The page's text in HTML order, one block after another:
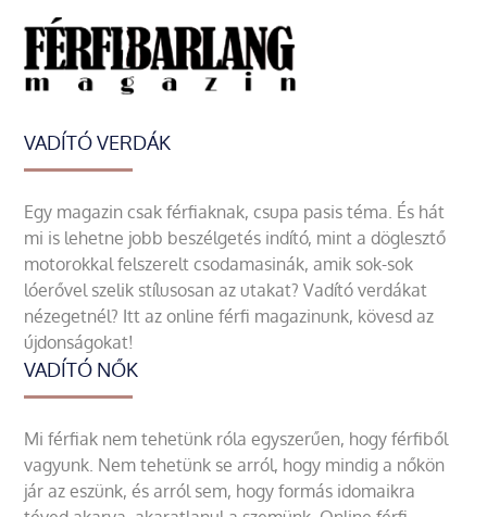
VADÍTÓ VERDÁK
Egy magazin csak férfiaknak, csupa pasis téma. És hát
mi is lehetne jobb beszélgetés indító, mint a döglesztő
motorokkal felszerelt csodamasinák, amik sok-sok
lóerővel szelik stílusosan az utakat? Vadító verdákat
nézegetnél? Itt az online férfi magazinunk, kövesd az
újdonságokat!
VADÍTÓ NŐK
Mi férfiak nem tehetünk róla egyszerűen, hogy férfiből
vagyunk. Nem tehetünk se arról, hogy mindig a nőkön
jár az eszünk, és arról sem, hogy formás idomaikra